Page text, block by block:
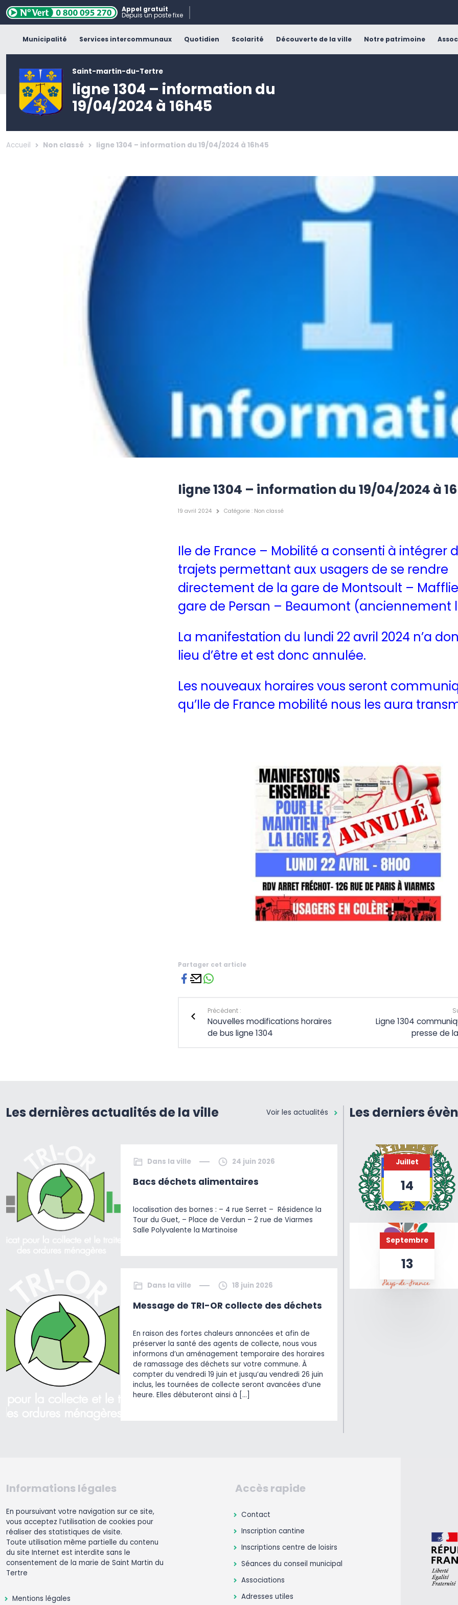
Appel gratuit
Depuis un poste fixe
Municipalité Services intercommunaux Quotidien Scolarité Découverte de la ville Notre patrimoine
Saint-martin-du-Tertre
ligne 1304 – information du
19/04/2024 à 16h45
Accueil Non classé ligne 1304 – information du 19/04/2024 à 16h45
ligne 1304 – information du 19/04/2024 à
19 avril 2024 Catégorie : Non classé
Ile de France – Mobilité a consenti à intégrer
trajets permettant aux usagers de se rendre
directement de la gare de Montsoult –
gare de Persan – Beaumont (anciennement
La manifestation du lundi 22 avril 2024 n’a
lieu d’être et est donc annulée.
Les nouveaux horaires vous seront
qu’Ile de France mobilité nous les aura
Partager cet article
Précédent :
Nouvelles modifications horaires
de bus ligne 1304
Ligne 1304
presse de
Les dernières actualités de la ville Voir les actualités
Dans la ville 24 juin 2026
Bacs déchets alimentaires
localisation des bornes : – 4 rue Serret – Résidence la
Tour du Guet, – Place de Verdun – 2 rue de Viarmes
Salle Polyvalente la Martinoise
Dans la ville 18 juin 2026
Message de TRI-OR collecte des déchets
En raison des fortes chaleurs annoncées et afin de
préserver la santé des agents de collecte, nous vous
informons d’un aménagement temporaire des horaires
de ramassage des déchets sur votre commune. À
compter du vendredi 19 juin et jusqu’au vendredi 26 juin
inclus, les tournées de collecte seront avancées d’une
heure. Elles débuteront ainsi à […]
Les derniers
Juillet
14
Septembre
13
Informations légales
En poursuivant votre navigation sur ce site,
vous acceptez l’utilisation de cookies pour
réaliser des statistiques de visite.
Toute utilisation même partielle du contenu
du site Internet est interdite sans le
consentement de la marie de Saint Martin du
Tertre
Mentions légales
Accès rapide
Contact
Inscription cantine
Inscriptions centre de loisirs
Séances du conseil municipal
Associations
Adresses utiles